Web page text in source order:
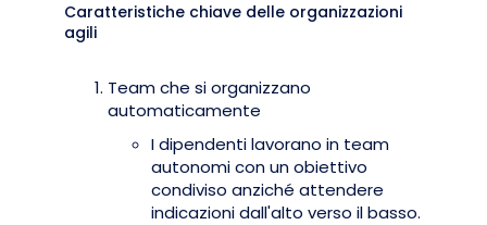
Caratteristiche chiave delle organizzazioni
agili
Team che si organizzano
automaticamente
I dipendenti lavorano in team
autonomi con un obiettivo
condiviso anziché attendere
indicazioni dall'alto verso il basso.